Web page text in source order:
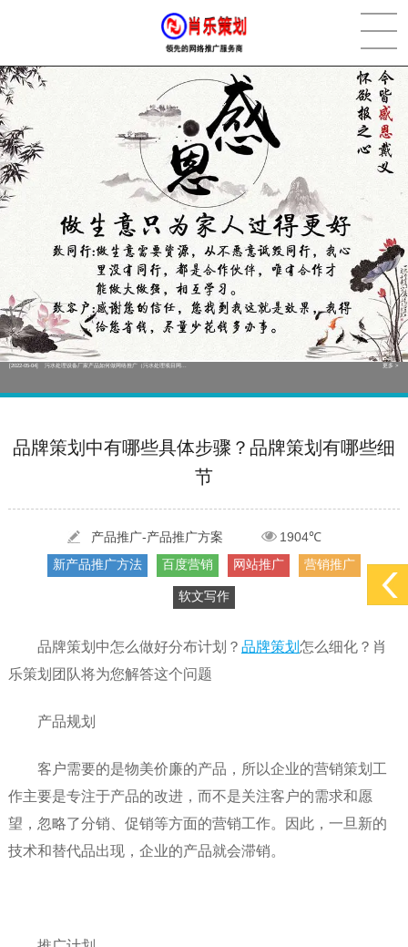
[2022-05-29] 实体门店如何做网络推广吸引客户，实体店网络营销技巧... 更多 >
[2022-05-04] 污水处理设备厂家产品如何做网络推广（污水处理项目网... 更多 >
[2022-05-29] 实体门店如何做网络推广吸引客户，实体店网络营销技巧... 更多 >
品牌策划中有哪些具体步骤？品牌策划有哪些细
节
产品推广-产品推广方案
1904℃
新产品推广方法
百度营销 网站推广 营销推广
软文写作
品牌策划中怎么做好分布计划？ 品牌策划 怎么细化？肖
乐策划团队将为您解答这个问题
产品规划
客户需要的是物美价廉的产品，所以企业的营销策划工
作主要是专注于产品的改进，而不是关注客户的需求和愿
望，忽略了分销、促销等方面的营销工作。因此，一旦新的
技术和替代品出现，企业的产品就会滞销。